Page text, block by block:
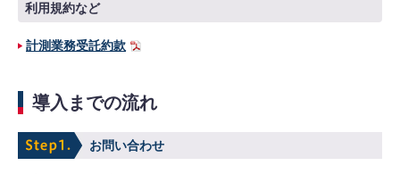
利用規約など
計測業務受託約款
導入までの流れ
お問い合わせ